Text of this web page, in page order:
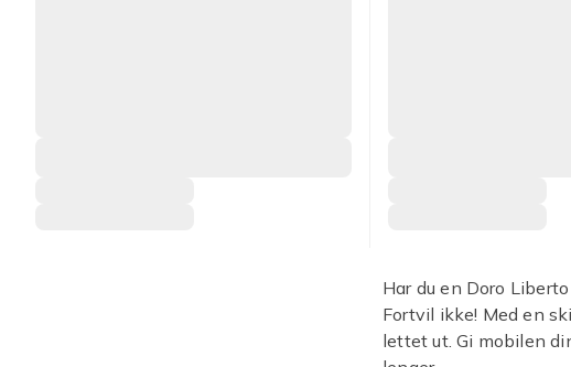
Har du en Doro
Fortvil ikke! Med en
lettet ut. Gi mobilen